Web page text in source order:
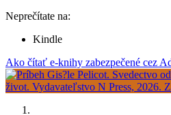
Neprečítate na:
Kindle
Ako čítať e-knihy zabezpečené cez